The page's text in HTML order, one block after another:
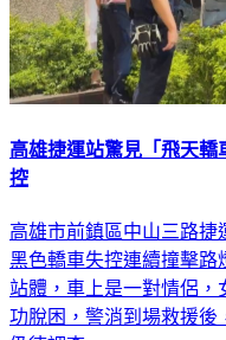
高雄捷運站驚見「飛天
控
高雄市前鎮區中山三路
黑色轎車失控連續撞擊路
站體，車上是一對情侶
功脫困，警消到場救援後